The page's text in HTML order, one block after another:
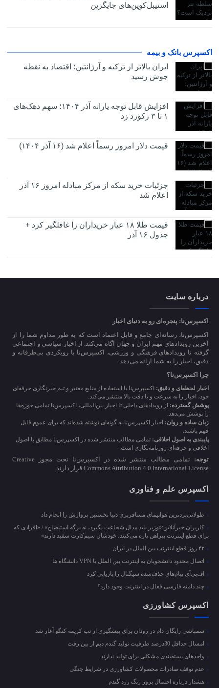
استیبل‌کوین‌های جایگزین
اکسپرس بانک و بیمه
ایران بالاتر از ترکیه و آرژانتین؛ اقتصاد به نقطه
جوش رسید
افزایش قابل توجه یارانه آذر ۱۴۰۴؛ سهم دهک‌های
۱ تا ۳ رکورد زد
قیمت دلار امروز رسماً اعلام شد (۱۶ آذر ۱۴۰۴)
جزئیات خرید سکه از مرکز مبادله امروز ۱۶ آذر
اعلام شد
قیمت طلا ۱۸ عیار خریداران را غافلگیر کرد +
جدول ۱۶ آذر
درباره سایت
اکسپرس‌نا: پنجره‌ای رو به دنیای اخبار
اکسپرس‌نا، رسانه‌ای جامع و قابل اعتماد است که به طور مداوم شما را از
آخرین رویدادهای مهم ایران و جهان آگاه می‌کند. از اخبار سیاسی و اجتماعی
گرفته تا رویدادهای فرهنگی و ورزشی، اکسپرس‌نا با رویکردی بی‌طرفانه و
دقیق، اخبار را به شما ارائه می‌دهد.
چرا اکسپرس‌نا؟
اخبار لحظه‌ای و دقیق: اکسپرس‌نا با استفاده از منابع معتبر و تیم خبرنگاری حرفه‌ای
خود، اخبار را به سرعت و با دقت بالا منتشر می‌کند.
پوشش گسترده: از رویدادهای داخلی تا اخبار بین‌المللی، اکسپرس‌نا تمامی حوزه‌ها
را پوشش می‌دهد.
زبان ساده و روان: اخبار اکسپرس‌نا به گونه‌ای نوشته شده‌اند که برای عموم قابل
فهم باشند.
پایبندی به اصول اخلاقی: تمامی مطالب منتشر شده در اکسپرس‌نا مطابق با اصول
اخلاقی و حرفه‌ای روزنامه‌نگاری است.
توجه:
تمامی مطالب منتشر شده در اکسپرس‌نا تحت مجوز Creative
Commons Attribution 4.0 International License قرار دارند.
اکسپرس علم و فناوری
طولانی‌بردترین هواپیمای مسافربری دنیا نخستین پروازش را انجام داد
کاربران خبرآنلاین:«وزیر باید مدال شجاعت بگیرد، نه برگه استیضاح» / «افرادی که
برای قطع اینترنت پیراهن پاره می‌کنند، خودشان سیم‌کارت سفید دارند»
۴۲ روز قطع اینترنت بین الملل در ایران
اتصال محدود دانشجویان به اینترنت بین الملل با VPN دانشگاه ها
اف‌بی‌آی پیام‌های حذف‌شده سیگنال را بازیابی کرد
چند دامنه فارسی فعال در اینترنت وجود دارد؟
اکسپرس کشاورزی
سمپاشی رایگان دام در رودان برای پیشگیری از تب کریمه کنگو آغاز شد
امسال حداقل 30درصد ظرفیت تولید گندم دیم از بین رفت
واحد‌های بسته‌بندی مشکلی برای تولید ندارند
عدم توقف صادرات محصولات کشاورزی در شرایط جنگی
هشدار درباره احتمال بروز زنگ زرد گندم